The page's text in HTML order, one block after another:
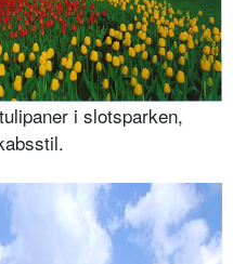
i slotsparken,